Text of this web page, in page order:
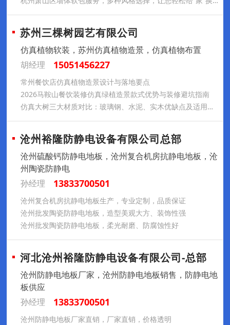
苏州三棵树园艺有限公司
仿真植物软装，苏州仿真植物造景，仿真植物布置
胡经理
15051456227
常州餐饮店仿真植物造景设计与落地要点
2026马鞍山餐饮装修仿真绿植造景款式优势与装修避坑指南
仿真大树三大材质对比：玻璃钢、水泥、实木优缺点及适用场景汇总
沧州裕隆防静电设备有限公司总部
沧州硫酸钙防静电地板，沧州复合机房抗静电地板，沧
州陶瓷防静电
孙经理
13833700501
沧州复合机房抗静电地板生产，专业定制，品质保证
沧州批发陶瓷防静电地板，造型美观大方、装饰性强
沧州批发陶瓷防静电地板，柔光耐磨、防腐蚀性好
河北沧州裕隆防静电设备有限公司-总部
沧州防静电地板厂家，沧州防静电地板销售，防静电地
板供应
孙经理
13833700501
沧州防静电地板厂家直销，厂家直销，价格透明